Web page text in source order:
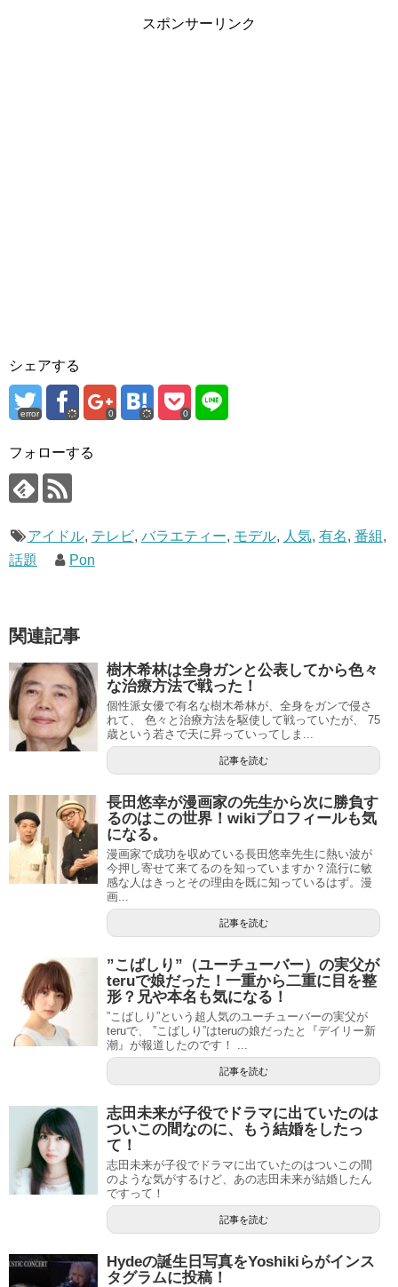
スポンサーリンク
シェアする
error 0 0
フォローする
アイドル, テレビ, バラエティー, モデル, 人気, 有名, 番組 ,
話題
Pon
関連記事
樹木希林は全身ガンと公表してから色々
な治療方法で戦った！
個性派女優で有名な樹木希林が、全身をガンで侵さ
れて、 色々と治療方法を駆使して戦っていたが、 75
歳という若さで天に昇っていってしま...
記事を読む
長田悠幸が漫画家の先生から次に勝負す
るのはこの世界！wikiプロフィールも気
になる。
漫画家で成功を収めている長田悠幸先生に熱い波が
今押し寄せて来てるのを知っていますか？流行に敏
感な人はきっとその理由を既に知っているはず。漫
画...
記事を読む
”こばしり”（ユーチューバー）の実父が
teruで娘だった！一重から二重に目を整
形？兄や本名も気になる！
”こばしり”という超人気のユーチューバーの実父が
teruで、 ”こばしり”はteruの娘だったと『デイリー新
潮』が報道したのです！ ...
記事を読む
志田未来が子役でドラマに出ていたのは
ついこの間なのに、もう結婚をしたっ
て！
志田未来が子役でドラマに出ていたのはついこの間
のような気がするけど、あの志田未来が結婚したん
ですって！
記事を読む
Hydeの誕生日写真をYoshikiらがインス
タグラムに投稿！